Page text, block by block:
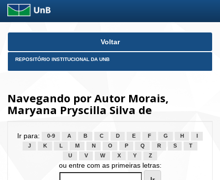
Skip
Voltar
REPOSITÓRIO INSTITUCIONAL DA UNB
Navegando por Autor Morais,
Maryana Pryscilla Silva de
Ir para: 0-9 A B C D E F G H
J
K L M N O P Q R S
T
U
V W X Y Z
ou entre com as primeiras letras: